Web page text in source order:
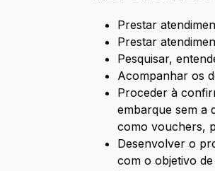
Prestar
Prestar
Pesquisar,
Acompanhar os
Proceder à
embarque sem a
como vouchers,
Desenvolver o
com o objetivo